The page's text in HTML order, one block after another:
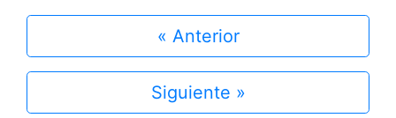
« Anterior
Siguiente »